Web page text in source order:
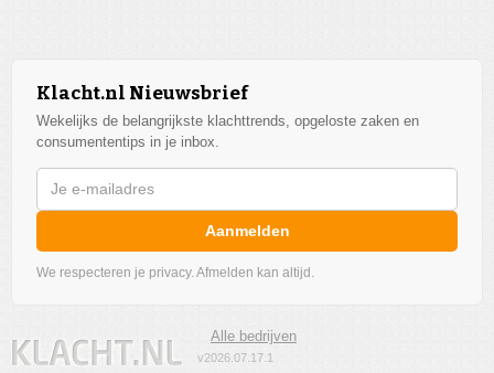
Klacht.nl Nieuwsbrief
Wekelijks de belangrijkste klachttrends, opgeloste zaken en
consumententips in je inbox.
Aanmelden
We respecteren je privacy. Afmelden kan altijd.
Alle bedrijven
v2026.07.17.1